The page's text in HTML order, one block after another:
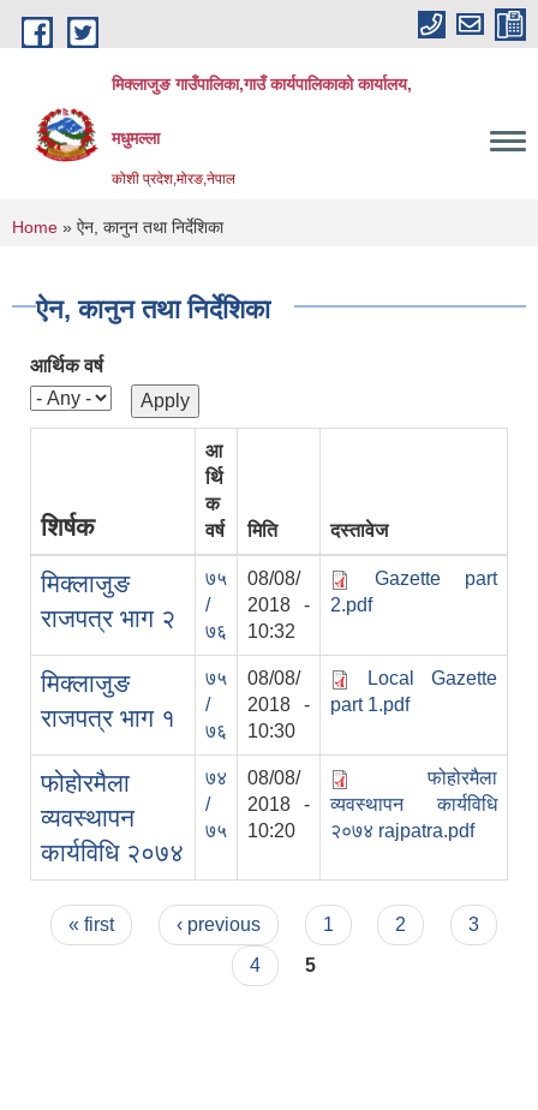
Skip to main content
मिक्लाजुङ गाउँपालिका,गाउँ कार्यपालिकाको कार्यालय,
मधुमल्ला
कोशी प्रदेश,मोरङ,नेपाल
You are here
Home » ऐन, कानुन तथा निर्देशिका
ऐन, कानुन तथा निर्देशिका
आर्थिक वर्ष
शिर्षक
आ
र्थि
क
वर्ष
मिति दस्तावेज
मिक्लाजुङ
राजपत्र भाग २
७५
/
७६
08/08/
2018 -
10:32
Gazette part
2.pdf
मिक्लाजुङ
राजपत्र भाग १
७५
/
७६
08/08/
2018 -
10:30
Local Gazette
part 1.pdf
फोहोरमैला
व्यवस्थापन
कार्यविधि २०७४
७४
/
७५
08/08/
2018 -
10:20
फोहोरमैला
व्यवस्थापन कार्यविधि
२०७४ rajpatra.pdf
Pages
« first ‹ previous 1 2
3
4
5